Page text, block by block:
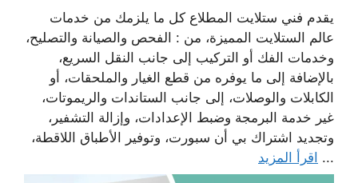
يقدم فني ستلايت المطلاع كل ما يلزمك من خدمات
عالم الستلايت المميزة، من : الفحص والصيانة والتصليح،
وخدمات الفك أو التركيب إلى جانب النقل السريع،
بالإضافة إلى ما يوفره من قطع الغيار والملحقات، أو
الكابلات والوصلات، إلى جانب الستاندات والريموتات،
غير خدمة البرمجة وضبط الإعدادات، وإزالة التشفير،
وتجديد اشتراك بي أن سبورت، وتوفير الأطباق اللاقطة،
... اقرأ المزيد